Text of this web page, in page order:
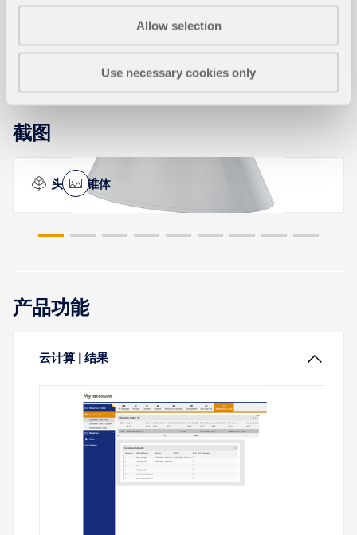
Allow selection
Use necessary cookies only
Webservice 是机器或程序之间的一种通信。由于这种
议发送和接收字符串的程序都可以使用。RFEM 6 和
RSTAB 9 提供了一个基于这些跨平台 Webservices 的
接口。本教程将通过 VBA 编程语言展示基础知识。
现在可以使用“混凝土基础”模块按照 ACI 318 [1] 和
IBC [2] 进行独立基础的设计。 本文演示了如何在
RFEM 6 中建模一个矩形独立基础，并将设计结果与
he aerodynamic response of tensile
membrane structures
新建
立结构不同，位于城区或密集建筑环境中的膜结构顶
了解更多
截图
截头椭圆锥体
产品功能
云计算 | 结果